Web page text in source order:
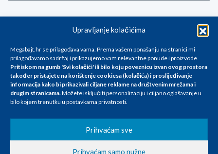
Upravljanje kolačićima
Megabajt.hr se prilagođava vama. Prema vašem ponašanju na stranici mi
prilagođavamo sadržaj i prikazujemo vam relevantne ponude i proizvode.
Pritiskom na gumb 'Svi kolačići' ili bilo koju poveznicu izvan ovog prostora
također pristajete na korištenje cookiesa (kolačića) i proslijeđivanje
informacija kako bi prikazivali ciljane reklame na društvenim mrežama i
drugim stranicama.Možete isključiti personalizaciju i ciljano oglašavanje u
bilo kojem trenutku u postavkama privatnosti.
Prihvaćam sve
Prihvaćam samo nužne
Za artikle kojih trenutno nema u ponudi obratite nam se na
info@megabajt.hr. Sve cijene su informativnog karaktera i podložne su
promjenama, a
iskazane su za avansno plaćanje(gotovina) u Eurima i uključuju PDV. Sve
se razlikovati od cijena u našim poslovnicama. Trudimo se dati što bolji
i točniji opis i sliku. Unatoč tome, ne možemo garantirati da su svi